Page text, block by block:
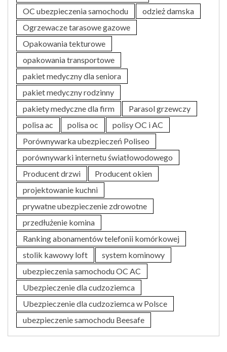
OC ubezpieczenia samochodu
odzież damska
Ogrzewacze tarasowe gazowe
Opakowania tekturowe
opakowania transportowe
pakiet medyczny dla seniora
pakiet medyczny rodzinny
pakiety medyczne dla firm
Parasol grzewczy
polisa ac
polisa oc
polisy OC i AC
Porównywarka ubezpieczeń Poliseo
porównywarki internetu światłowodowego
Producent drzwi
Producent okien
projektowanie kuchni
prywatne ubezpieczenie zdrowotne
przedłużenie komina
Ranking abonamentów telefonii komórkowej
stolik kawowy loft
system kominowy
ubezpieczenia samochodu OC AC
Ubezpieczenie dla cudzoziemca
Ubezpieczenie dla cudzoziemca w Polsce
ubezpieczenie samochodu Beesafe